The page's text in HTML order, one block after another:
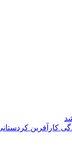
کارآفرین